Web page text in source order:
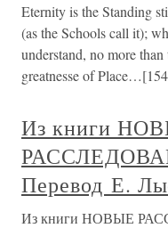
Eternity is the Standing
(as the Schools call it);
understand, no more
greatnesse of
Из книги
Перевод Е.
Из книги НОВЫЕ